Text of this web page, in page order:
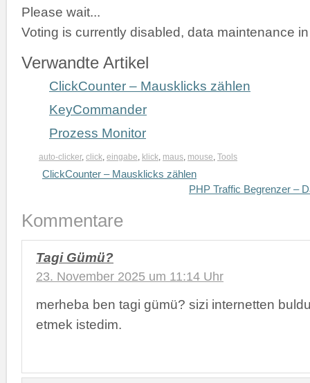
Please wait...
Voting is currently disabled, data maintenance
Verwandte Artikel
ClickCounter – Mausklicks zählen
KeyCommander
Prozess Monitor
auto-clicker, click, eingabe, klick, maus, mouse, Tools
ClickCounter – Mausklicks zählen
PHP Traffic Begrenzer –
Kommentare
Tagi Gümü?
23. November 2025 um 11:14 Uhr
merheba ben tagi gümü? sizi internetten
etmek istedim.